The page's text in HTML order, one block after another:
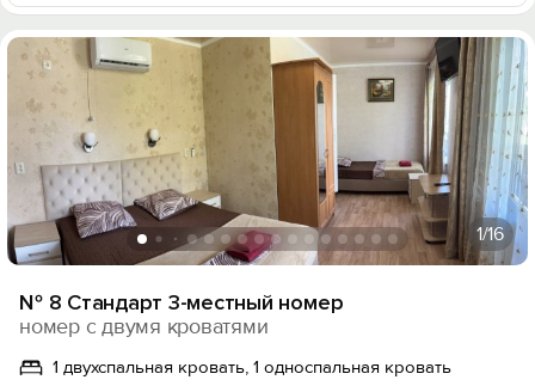
1/16
№ 8 Стандарт 3-местный номер
номер с двумя кроватями
1 двухспальная кровать, 1 односпальная кровать